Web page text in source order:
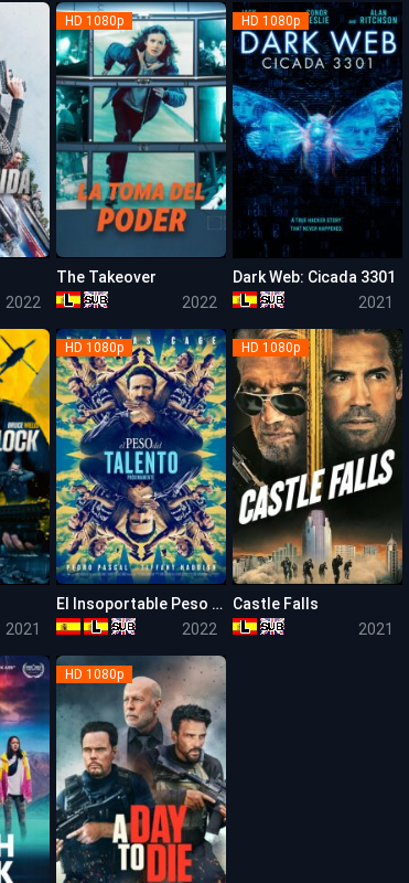
2022
HD 1080p
The Takeover
2022
HD 1080p
Dark Web: Cicada 3301
2021
2021
HD 1080p
El Insoportable Peso de un Talento Descomunal
2022
HD 1080p
Castle Falls
2021
HD 1080p